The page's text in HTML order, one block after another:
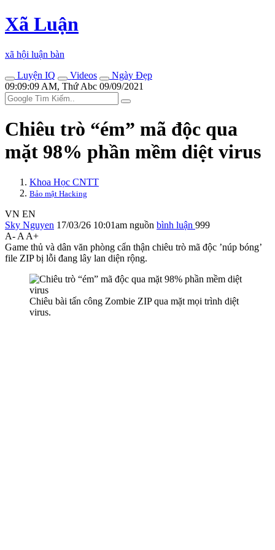
Xã Luận
xã hội luận bàn
Luyện IQ
Videos
Ngày Đẹp
09:09:09 AM, Thứ Abc 09/09/2021
Chiêu trò “ém” mã độc qua
mặt 98% phần mềm diệt virus
Khoa Học CNTT
Bảo mật Hacking
VN EN
Sky Nguyen 17/03/26 10:01am nguồn bình luận 999
A- A A+
Game thủ và dân văn phòng cẩn thận chiêu trò mã độc ’núp bóng’
file ZIP bị lỗi đang lây lan diện rộng.
Chiêu bài tấn công Zombie ZIP qua mặt mọi trình diệt
virus.